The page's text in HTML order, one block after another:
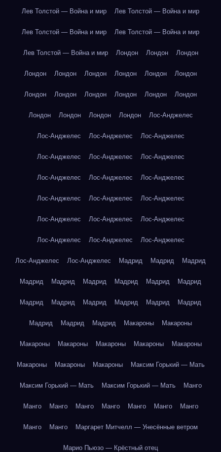
Лев Толстой — Война и мир Лев Толстой — Война и мир
Лев Толстой — Война и мир Лев Толстой — Война и мир
Лев Толстой — Война и мир Лондон Лондон Лондон
Лондон Лондон Лондон Лондон Лондон Лондон
Лондон Лондон Лондон Лондон Лондон Лондон
Лондон Лондон Лондон Лондон Лос-Анджелес
Лос-Анджелес Лос-Анджелес Лос-Анджелес
Лос-Анджелес Лос-Анджелес Лос-Анджелес
Лос-Анджелес Лос-Анджелес Лос-Анджелес
Лос-Анджелес Лос-Анджелес Лос-Анджелес
Лос-Анджелес Лос-Анджелес Лос-Анджелес
Лос-Анджелес Лос-Анджелес Лос-Анджелес
Лос-Анджелес Лос-Анджелес Мадрид Мадрид Мадрид
Мадрид Мадрид Мадрид Мадрид Мадрид Мадрид
Мадрид Мадрид Мадрид Мадрид Мадрид Мадрид
Мадрид Мадрид Мадрид Макароны Макароны
Макароны Макароны Макароны Макароны Макароны
Макароны Макароны Макароны Максим Горький — Мать
Максим Горький — Мать Максим Горький — Мать Манго
Манго Манго Манго Манго Манго Манго Манго
Манго Манго Маргарет Митчелл — Унесённые ветром
Марио Пьюзо — Крёстный отец